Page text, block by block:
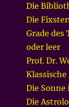
Die
Die
Grade
oder leer
Prof. Dr.
Die
Die